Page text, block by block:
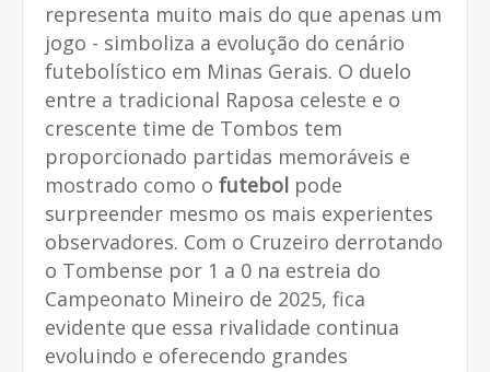
representa muito mais do que apenas um
jogo - simboliza a evolução do cenário
futebolístico em Minas Gerais. O duelo
entre a tradicional Raposa celeste e o
crescente time de Tombos tem
proporcionado partidas memoráveis e
mostrado como o futebol pode
surpreender mesmo os mais experientes
observadores. Com o Cruzeiro derrotando
o Tombense por 1 a 0 na estreia do
Campeonato Mineiro de 2025, fica
evidente que essa rivalidade continua
evoluindo e oferecendo grandes